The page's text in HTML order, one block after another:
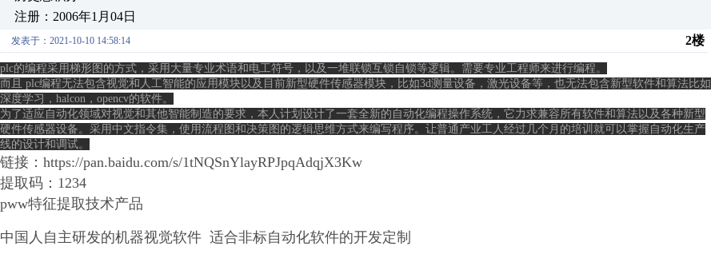
注册：2006年1月04日
发表于：2021-10-10 14:58:14 2楼
plc的编程采用梯形图的方式，采用大量专业术语和电工符号，以及一堆联锁互锁自锁等逻辑。需要专业工程师来进行编程。
而且 plc编程无法包含视觉和人工智能的应用模块以及目前新型硬件传感器模块，比如3d测量设备，激光设备等，也无法包含新型软件和算法比如
深度学习，halcon，opencv的软件。
为了适应自动化领域对视觉和其他智能制造的要求，本人计划设计了一套全新的自动化编程操作系统，它力求兼容所有软件和算法以及各种新型
硬件传感器设备。采用中文指令集，使用流程图和决策图的逻辑思维方式来编写程序。让普通产业工人经过几个月的培训就可以掌握自动化生产
线的设计和调试。
链接：https://pan.baidu.com/s/1tNQSnYlayRPJpqAdqjX3Kw
提取码：1234
pww特征提取技术产品
中国人自主研发的机器视觉软件 适合非标自动化软件的开发定制